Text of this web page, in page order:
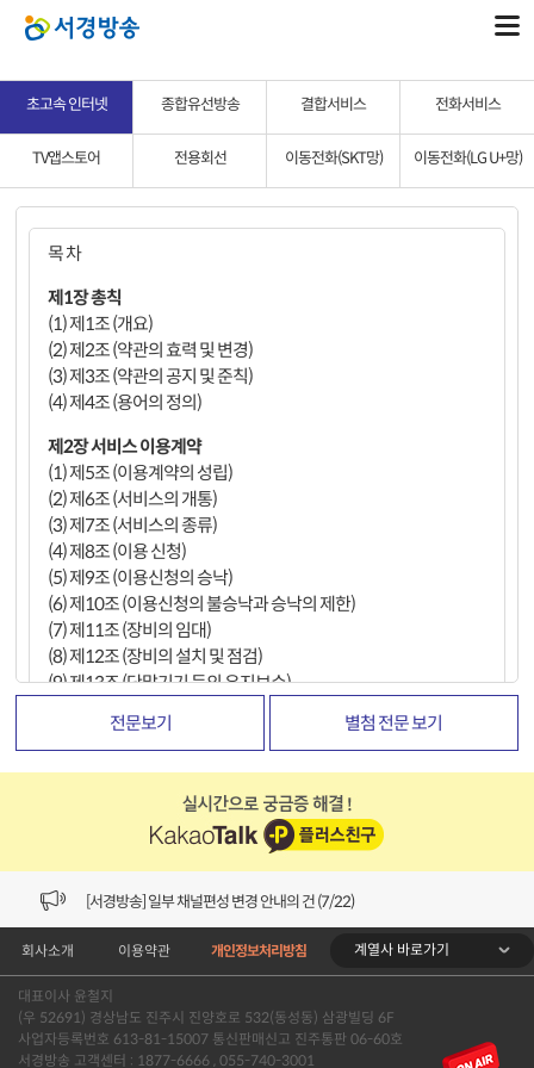
초고속 인터넷 종합유선방송 결합서비스 전화서비스
TV앱스토어 전용회선 이동전화(SKT망) 이동전화(LG U+망)
목 차
제1장 총칙
(1) 제1조 (개요)
(2) 제2조 (약관의 효력 및 변경)
(3) 제3조 (약관의 공지 및 준칙)
(4) 제4조 (용어의 정의)
제2장 서비스 이용계약
(1) 제5조 (이용계약의 성립)
(2) 제6조 (서비스의 개통)
(3) 제7조 (서비스의 종류)
(4) 제8조 (이용 신청)
(5) 제9조 (이용신청의 승낙)
(6) 제10조 (이용신청의 불승낙과 승낙의 제한)
(7) 제11조 (장비의 임대)
(8) 제12조 (장비의 설치 및 점검)
(9) 제13조 (단말기기 등의 유지보수)
제3장 서비스의 이용
(1) 제14조 (서비스 이용시간 및 이용중지)
(2) 제15조 (서비스 이용정지)
제4장 이용계약의 변경 · 일시정지 · 해지
(1) 제16조 (계약사항의 변경)
(2) 제17조 (이용자의 지위승계)
(3) 제18조 (일시정지 및 재이용)
(4) 제19조 (계약의 갱신)
(5) 제20조 (해지 및 재가입)
제5장 요금 등
(1) 제21조 (요금의 종류)
(2) 제22조 (요금의 계산구분)
전문보기 별첨 전문 보기
[VOD공지] 청춘초이스 이용금액 변경 안내
[서경방송] 일부 채널편성 변경 안내의 건 (7/22)
[서경방송] 디지털알뜰형 결합 할인요금 조정 안내 (수정)
[공지] 개인정보처리방침 (Ver2.15) 개정의 건 (7/1)
[서경방송] 일부 채널편성 변경 안내의 건 (7/1)
회사소개 이용약관 개인정보처리방침 계열사 바로가기
대표이사 윤철지
(우 52691) 경상남도 진주시 진양호로 532(동성동) 삼광빌딩 6F
사업자등록번호 613-81-15007 통신판매신고 진주통판 06-60호
서경방송 고객센터 : 1877-6666 , 055-740-3001